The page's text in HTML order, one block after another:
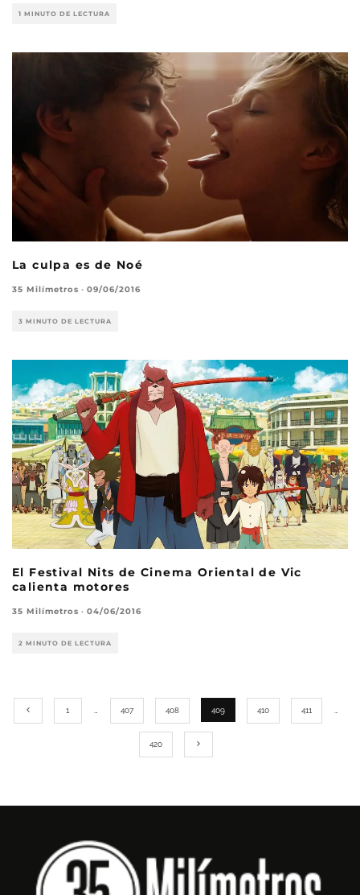
1 MINUTO DE LECTURA
La culpa es de Noé
35 Milímetros · 09/06/2016
3 MINUTO DE LECTURA
El Festival Nits de Cinema Oriental de Vic
calienta motores
35 Milímetros · 04/06/2016
2 MINUTO DE LECTURA
1 … 407 408 409 410 411 …
420